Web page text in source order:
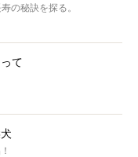
の秘訣を探る。
て